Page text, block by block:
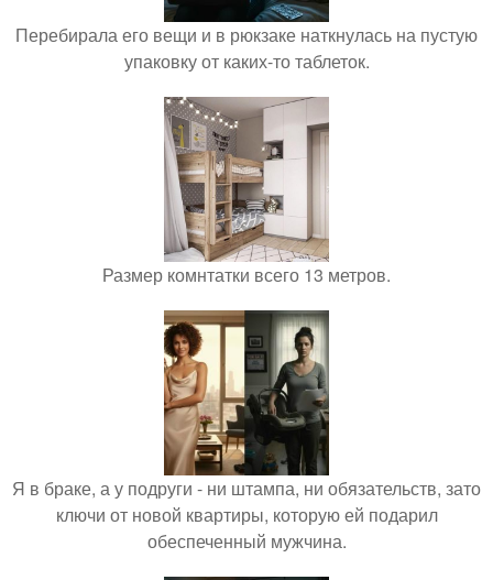
Перебирала его вещи и в рюкзаке наткнулась на пустую
упаковку от каких-то таблеток.
Размер комнтатки всего 13 метров.
Я в браке, а у подруги - ни штампа, ни обязательств, зато
ключи от новой квартиры, которую ей подарил
обеспеченный мужчина.